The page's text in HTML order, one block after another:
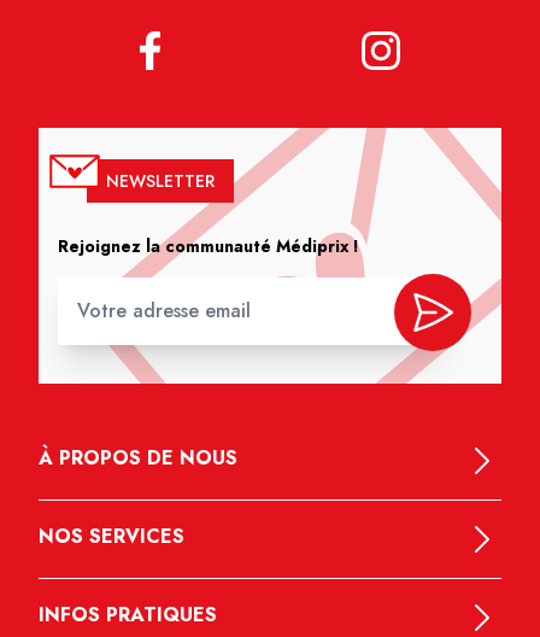
NEWSLETTER
Rejoignez la communauté Médiprix !
À PROPOS DE NOUS
NOS SERVICES
INFOS PRATIQUES